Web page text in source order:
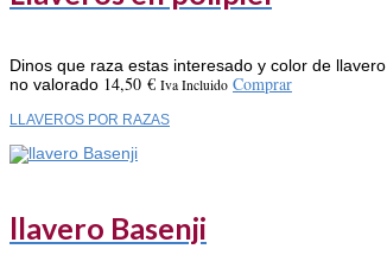
Dinos que raza estas interesado y color de llavero
no valorado 14,50 € Iva Incluido Comprar
LLAVEROS POR RAZAS
llavero Basenji